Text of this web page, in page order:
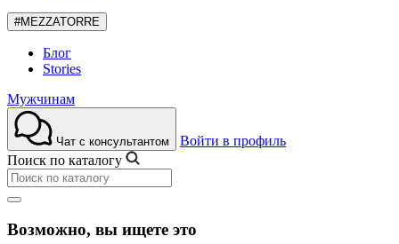
#MEZZATORRE
Блог
Stories
Мужчинам
Чат с консультантом
Войти в профиль
Поиск по каталогу
Возможно, вы ищете это